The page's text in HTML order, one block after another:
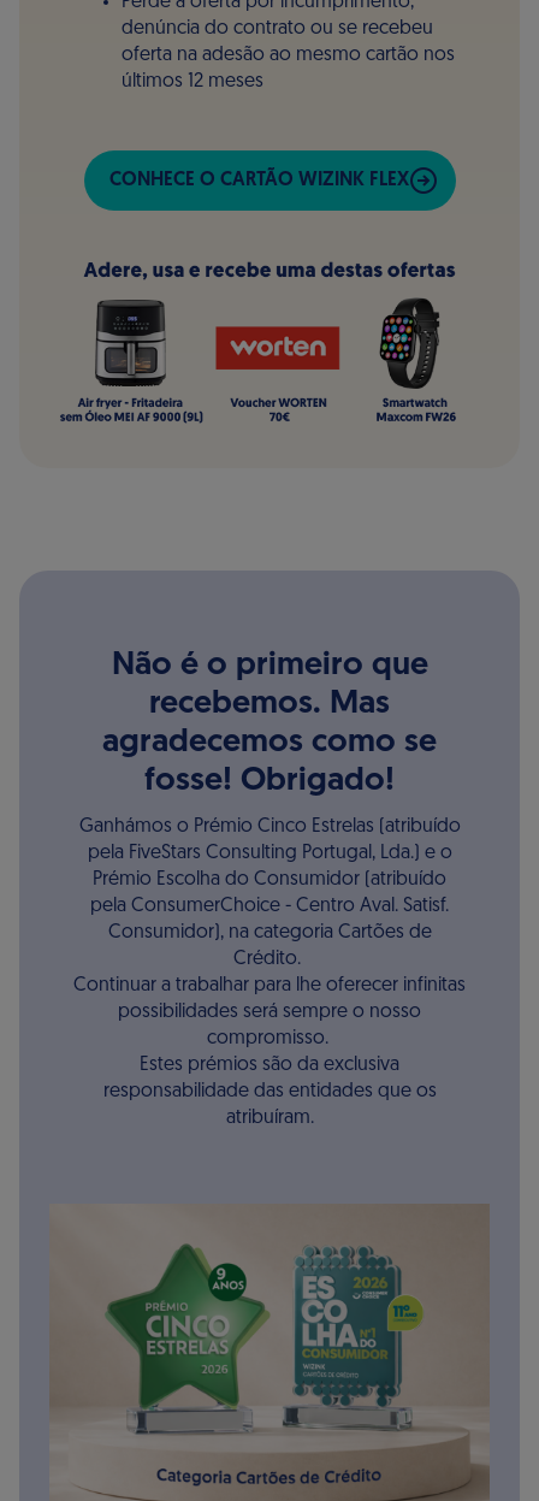
denúncia do contrato ou se recebeu
oferta na adesão ao mesmo cartão nos
últimos 12 meses
CONHECE O CARTÃO WIZINK FLEX
Não é o primeiro que
recebemos. Mas
agradecemos como se
fosse! Obrigado!​
Ganhámos o Prémio Cinco Estrelas (atribuído
pela FiveStars Consulting Portugal, Lda.) e o
Prémio Escolha do Consumidor (atribuído
pela ConsumerChoice - Centro Aval. Satisf.
Consumidor), na categoria Cartões de
Crédito. ​
Continuar a trabalhar para lhe oferecer infinitas
possibilidades será sempre o nosso
compromisso. ​
Estes prémios são da exclusiva
responsabilidade das entidades que os
atribuíram.